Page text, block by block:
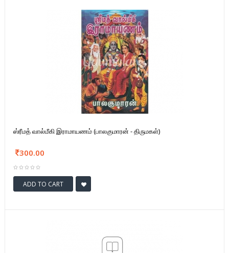
ஸ்ரீமத் வால்மீகி இராமாயணம் (பாலகுமாரன் - திருமகள்)
300.00
ADD TO CART